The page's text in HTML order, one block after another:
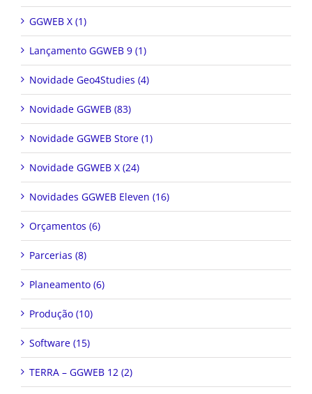
GGWEB X (1)
Lançamento GGWEB 9 (1)
Novidade Geo4Studies (4)
Novidade GGWEB (83)
Novidade GGWEB Store (1)
Novidade GGWEB X (24)
Novidades GGWEB Eleven (16)
Orçamentos (6)
Parcerias (8)
Planeamento (6)
Produção (10)
Software (15)
TERRA – GGWEB 12 (2)